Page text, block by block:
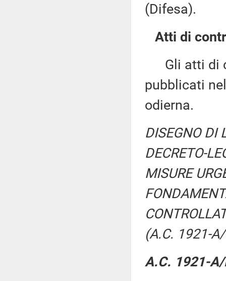
(Difesa).
Atti di
Gli atti di
pubblicati
odierna.
DISEGNO DI
DECRETO-
MISURE
(A.C. 1921-
A.C. 1921-